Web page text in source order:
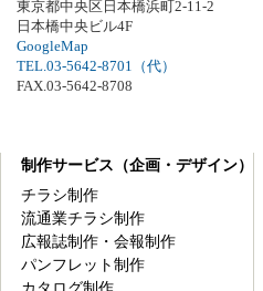
東京都中央区日本橋浜町2-11-2
日本橋中央ビル4F
GoogleMap
TEL.03-5642-8701（代）
FAX.03-5642-8708
制作サービス（企画・デザイン）
チラシ制作
流通業チラシ制作
広報誌制作・会報制作
パンフレット制作